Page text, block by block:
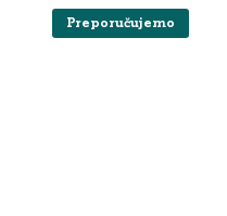
Preporučujemo